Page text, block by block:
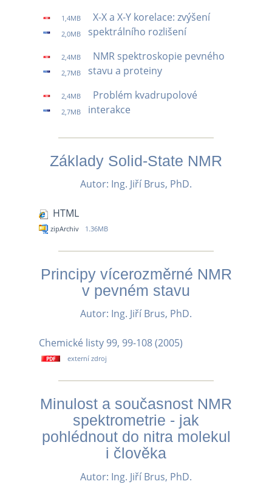
1,4MB
2,0MB
X-X a X-Y korelace: zvýšení
spektrálního rozlišení
2,4MB
2,7MB
NMR spektroskopie pevného
stavu a proteiny
2,4MB
2,7MB
Problém kvadrupolové
interakce
Základy Solid-State NMR
Autor: Ing. Jiří Brus, PhD.
HTML
zipArchiv 1.36MB
Principy vícerozměrné NMR
v pevném stavu
Autor: Ing. Jiří Brus, PhD.
Chemické listy 99, 99-108 (2005)
externí zdroj
Minulost a současnost NMR
spektrometrie - jak
pohlédnout do nitra molekul
i člověka
Autor: Ing. Jiří Brus, PhD.